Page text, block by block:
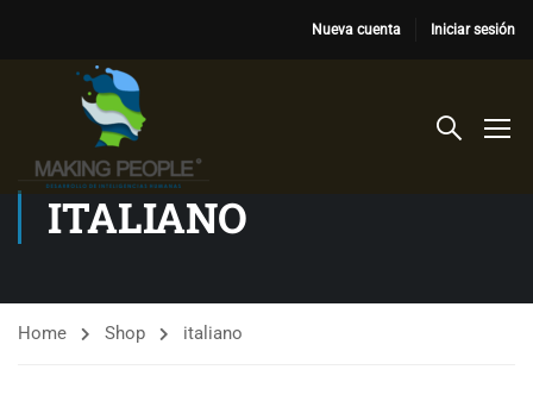
Nueva cuenta Iniciar sesión
ITALIANO
Home Shop italiano